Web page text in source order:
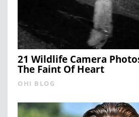
21 Wildlife Camera
The Faint Of Heart
OHI BLOG